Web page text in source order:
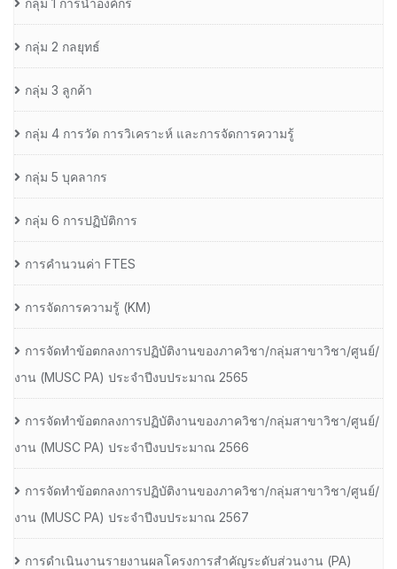
กลุ่ม 1 การนำองค์กร
กลุ่ม 2 กลยุทธ์
กลุ่ม 3 ลูกค้า
กลุ่ม 4 การวัด การวิเคราะห์ และการจัดการความรู้
กลุ่ม 5 บุคลากร
กลุ่ม 6 การปฏิบัติการ
การคำนวนค่า FTES
การจัดการความรู้ (KM)
การจัดทำข้อตกลงการปฏิบัติงานของภาควิชา/กลุ่มสาขาวิชา/ศูนย์/
งาน (MUSC PA) ประจำปีงบประมาณ 2565
การจัดทำข้อตกลงการปฏิบัติงานของภาควิชา/กลุ่มสาขาวิชา/ศูนย์/
งาน (MUSC PA) ประจำปีงบประมาณ 2566
การจัดทำข้อตกลงการปฏิบัติงานของภาควิชา/กลุ่มสาขาวิชา/ศูนย์/
งาน (MUSC PA) ประจำปีงบประมาณ 2567
การดำเนินงานรายงานผลโครงการสำคัญระดับส่วนงาน (PA)